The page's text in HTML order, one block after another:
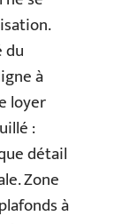
du
à
loyer
:
détail
Zone
à